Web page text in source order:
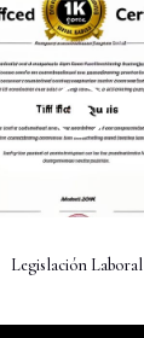
Legislación Laboral